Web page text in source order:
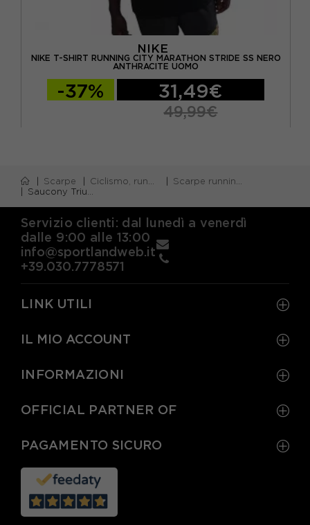
NIKE
NIKE T-SHIRT RUNNING CITY MARATHON STRIDE SS NERO
ANTHRACITE UOMO
-37% 31,49€
49,99€
Scarpe Ciclismo, running e piscina
Scarpe running neutre
Saucony Triumph 23 Grigio Shadow - Scarpe Running Uomo
Servizio clienti: dal lunedì a venerdì
dalle 9:00 alle 13:00
info@sportlandweb.it
+39.030.7778571
LINK UTILI
IL MIO ACCOUNT
INFORMAZIONI
OFFICIAL PARTNER OF
PAGAMENTO SICURO